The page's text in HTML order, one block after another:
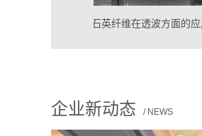
石英纤维在透波方面的应用
企业新动态 / NEWS